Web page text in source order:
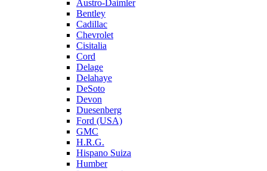
Austro-Daimler
Bentley
Cadillac
Chevrolet
Cisitalia
Cord
Delage
Delahaye
DeSoto
Devon
Duesenberg
Ford (USA)
GMC
H.R.G.
Hispano Suiza
Humber